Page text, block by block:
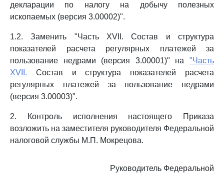
декларации по налогу на добычу полезных
ископаемых (версия 3.00002)".
1.2. Заменить "Часть XVII. Состав и структура
показателей расчета регулярных платежей за
пользование недрами (версия 3.00001)" на "Часть
XVII. Состав и структура показателей расчета
регулярных платежей за пользование недрами
(версия 3.00003)".
2. Контроль исполнения настоящего Приказа
возложить на заместителя руководителя Федеральной
налоговой службы М.П. Мокрецова.
Руководитель Федеральной